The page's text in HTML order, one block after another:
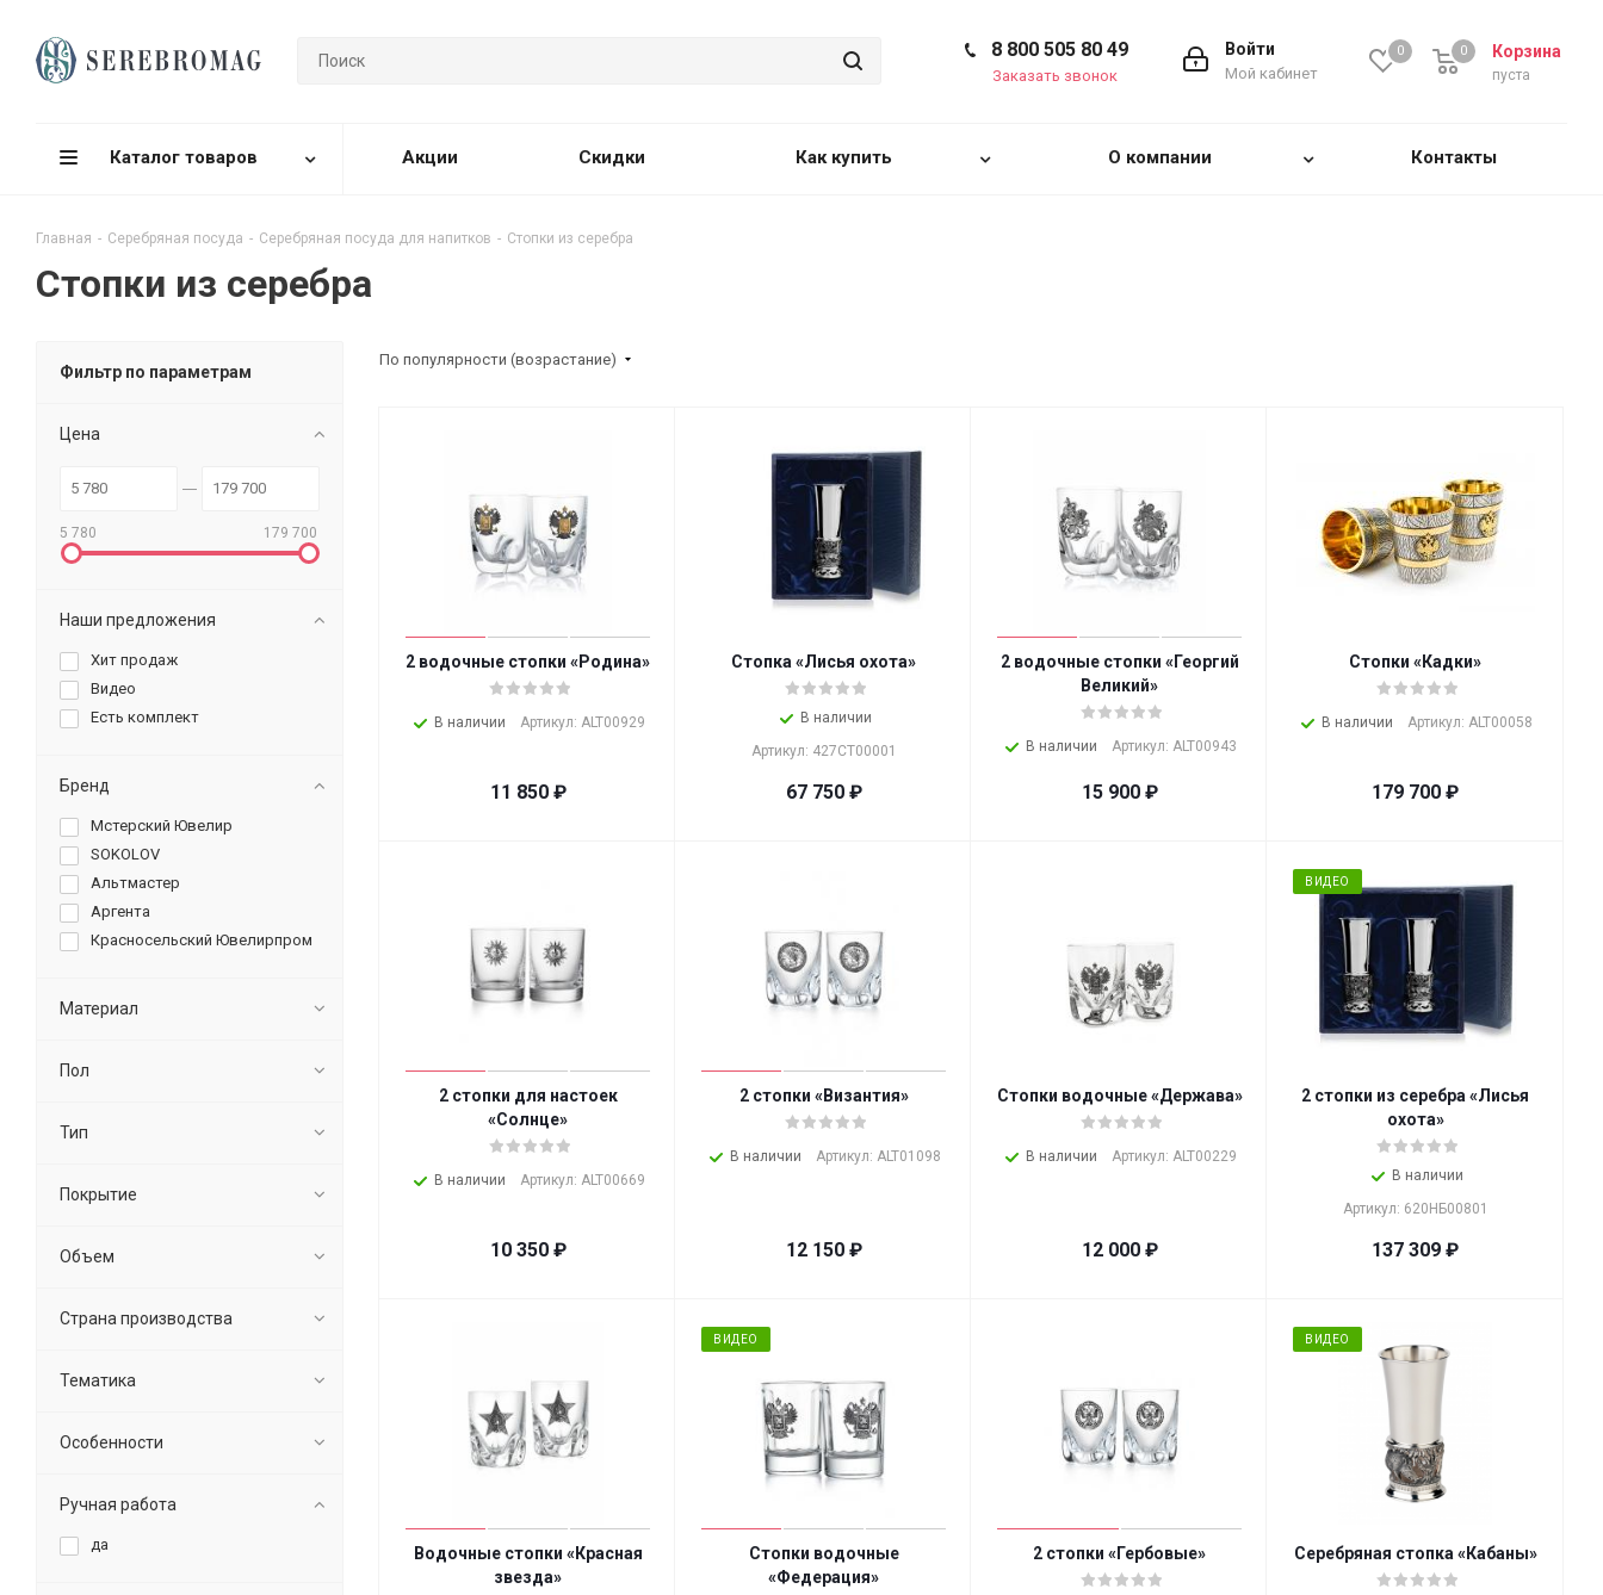
0 Корзина
0
пуста
0
Войти
Мой кабинет
8 800 505 80 49
Заказать звонок
Каталог товаров Акции Скидки Как купить О компании Контакты
Главная - Серебряная посуда - Серебряная посуда для напитков - Стопки из серебра
Стопки из серебра
По популярности (возрастание)
2 водочные стопки «Родина»
В наличии Артикул: ALT00929
11 850₽
Стопка «Лисья охота»
В наличии
Артикул: 427СТ00001
67 750₽
2 водочные стопки «Георгий
Великий»
В наличии Артикул: ALT00943
15 900₽
Стопки «Кадки»
В наличии Артикул: ALT00058
179 700 ₽
2 стопки для настоек
«Солнце»
В наличии Артикул: ALT00669
10 350₽
2 стопки «Византия»
В наличии Артикул: ALT01098
12 150₽
Стопки водочные «Держава»
В наличии Артикул: ALT00229
12 000₽
ВИДЕО
2 стопки из серебра «Лисья
охота»
В наличии
Артикул: 620НБ00801
137 309 ₽
Водочные стопки «Красная
звезда»
ВИДЕО
Стопки водочные
«Федерация»
2 стопки «Гербовые»
ВИДЕО
Серебряная стопка «Кабаны»
Фильтр по параметрам
Цена
5 780 179 700
Наши предложения
Хит продаж
Видео
Есть комплект
Бренд
Мстерский Ювелир
SOKOLOV
Альтмастер
Аргента
Красносельский Ювелирпром
Материал
Пол
Тип
Покрытие
Объем
Страна производства
Тематика
Особенности
Ручная работа
да